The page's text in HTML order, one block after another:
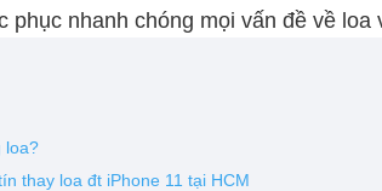
phục nhanh chóng mọi vấn đề về loa
loa?
thay loa đt iPhone 11 tại HCM